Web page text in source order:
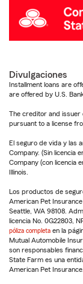
Divulgaciones
Installment loans are
are offered by U.S.
The creditor and issuer
pursuant to a license
El seguro de vida y las
Company. (Sin licencia
Company (con licencia
Illinois.
Los productos de
American Pet
Seattle, WA 98108.
licencia No. 0G22803,
póliza completa en la
Mutual Automobile
son responsables
State Farm es una
American Pet Insurance.